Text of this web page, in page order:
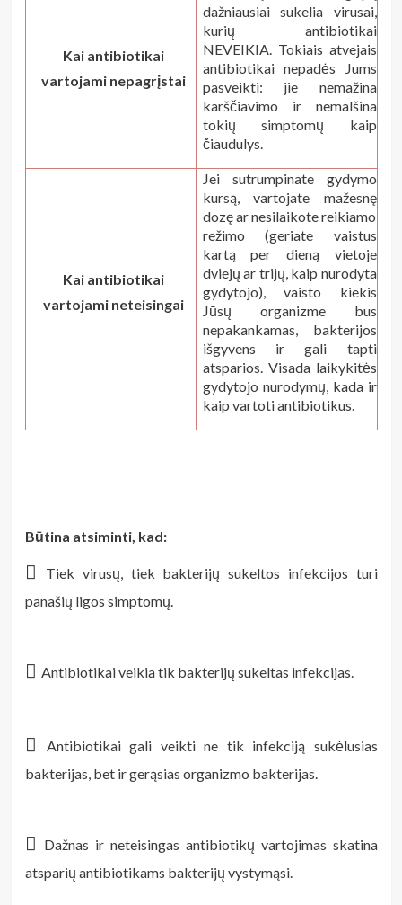
Kai antibiotikai
vartojami nepagrįstai
dažniausiai sukelia virusai,
kurių antibiotikai
NEVEIKIA. Tokiais atvejais
antibiotikai nepadės Jums
pasveikti: jie nemažina
karščiavimo ir nemalšina
tokių simptomų kaip
čiaudulys.
Kai antibiotikai
vartojami neteisingai
Jei sutrumpinate gydymo
kursą, vartojate mažesnę
dozę ar nesilaikote reikiamo
režimo (geriate vaistus
kartą per dieną vietoje
dviejų ar trijų, kaip nurodyta
gydytojo), vaisto kiekis
Jūsų organizme bus
nepakankamas, bakterijos
išgyvens ir gali tapti
atsparios. Visada laikykitės
gydytojo nurodymų, kada ir
kaip vartoti antibiotikus.
Būtina atsiminti, kad:

Tiek virusų, tiek bakterijų sukeltos infekcijos turi
panašių ligos simptomų.
 Antibiotikai veikia tik bakterijų sukeltas infekcijas.

Antibiotikai gali veikti ne tik infekciją sukėlusias
bakterijas, bet ir gerąsias organizmo bakterijas.
 Dažnas ir neteisingas antibiotikų vartojimas skatina
atsparių antibiotikams bakterijų vystymąsi.